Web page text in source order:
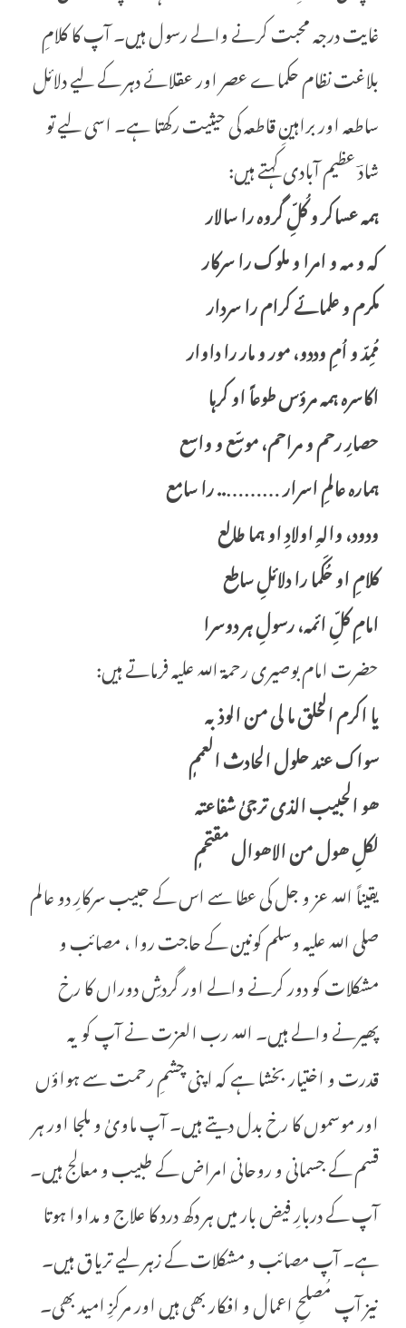
غایت درجہ محبت کرنے والے رسول ہیں۔ آپ کا کلامِ
بلاغت نظام حکماے عصر اور عقلائے دہر کے لیے دلائل
ساطعہ اور براہینِ قاطعہ کی حیثیت رکھتا ہے۔ اسی لیے تو
شادؔ عظیم آبادی کہتے ہیں:
ہمہ عساکر و کُلِّ گروہ را سالار
کہ و مہ و امرا و ملوک را سرکار
مکرم و علمائے کرام را سردار
مُمِدّ و اُمِ وددو، مور و مار را داوار
اکاسرہ ہمہ مرؤس طوعاً او کرہا
حصارِ رحم و مراحم، موسّع و واسع
ہمارہ عالمِ اسرار ……….. را سامع
ودود، والہِ اولادِ او ہما طالع
کلامِ او حُکَما را دلائلِ ساطع
امامِ کلِّ ائمہ، رسولِ ہر دوسرا
حضرت امام بوصیری رحمۃ اللہ علیہ فرماتے ہیں:
یا اکرم الخلق ما لی من الوذ بہ
سواک عند حلول الحادث العممٖ
ھو الحبیب الذی ترجیٰ شفاعتہ
لکلِ ھول من الاھوال مقتحمٖ
یقیناً اللہ عز و جل کی عطا سے اس کے حبیب سرکارِ دو عالم
صلی اللہ علیہ وسلم کونین کے حاجت روا ، مصائب و
مشکلات کو دور کرنے والے اور گردشِ دوراں کا رخ
پھیرنے والے ہیں۔ اللہ رب العزت نے آپ کو یہ
قدرت و اختیار بخشا ہے کہ اپنی چشمِ رحمت سے ہواؤں
اور موسموں کا رخ بدل دیتے ہیں۔ آپ ماویٰ و ملجا اور ہر
قسم کے جسمانی و روحانی امراض کے طبیب و معالج ہیں۔
آپ کے دربارِ فیض بار میں ہر دکھ درد کا علاج و مداوا ہوتا
ہے۔ آپ مصائب و مشکلات کے زہر لیے تریاق ہیں۔
نیز آپ مُصلحِ اعمال و افکار بھی ہیں اور مرکزِ امید بھی۔